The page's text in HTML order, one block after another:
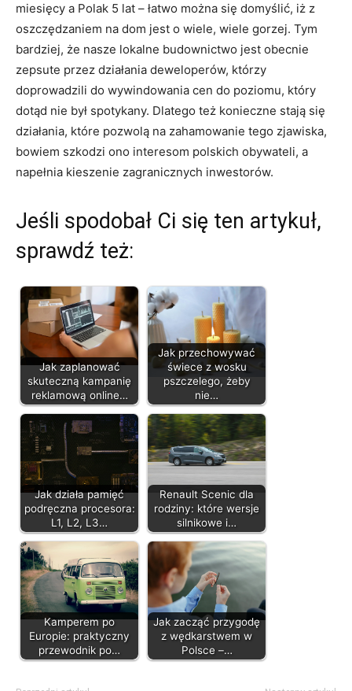
miesięcy a Polak 5 lat – łatwo można się domyślić, iż z
oszczędzaniem na dom jest o wiele, wiele gorzej. Tym
bardziej, że nasze lokalne budownictwo jest obecnie
zepsute przez działania deweloperów, którzy
doprowadzili do wywindowania cen do poziomu, który
dotąd nie był spotykany. Dlatego też konieczne stają się
działania, które pozwolą na zahamowanie tego zjawiska,
bowiem szkodzi ono interesom polskich obywateli, a
napełnia kieszenie zagranicznych inwestorów.
Jeśli spodobał Ci się ten artykuł,
sprawdź też:
Jak zaplanować
skuteczną kampanię
reklamową online…
Jak przechowywać
świece z wosku
pszczelego, żeby
nie…
Jak działa pamięć
podręczna procesora:
L1, L2, L3…
Renault Scenic dla
rodziny: które wersje
silnikowe i…
Kamperem po
Europie: praktyczny
przewodnik po…
Jak zacząć przygodę
z wędkarstwem w
Polsce –…